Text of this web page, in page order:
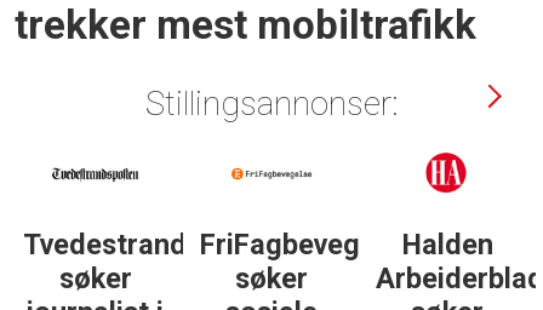
trekker mest mobiltrafikk
Stillingsannonser:
Tvedestrandsposten
søker
FriFagbevegelse
søker
Halden
Arbeiderblad